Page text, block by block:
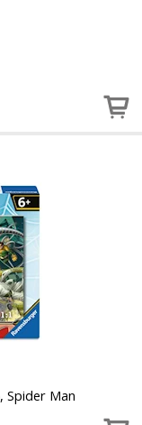
Spider Man